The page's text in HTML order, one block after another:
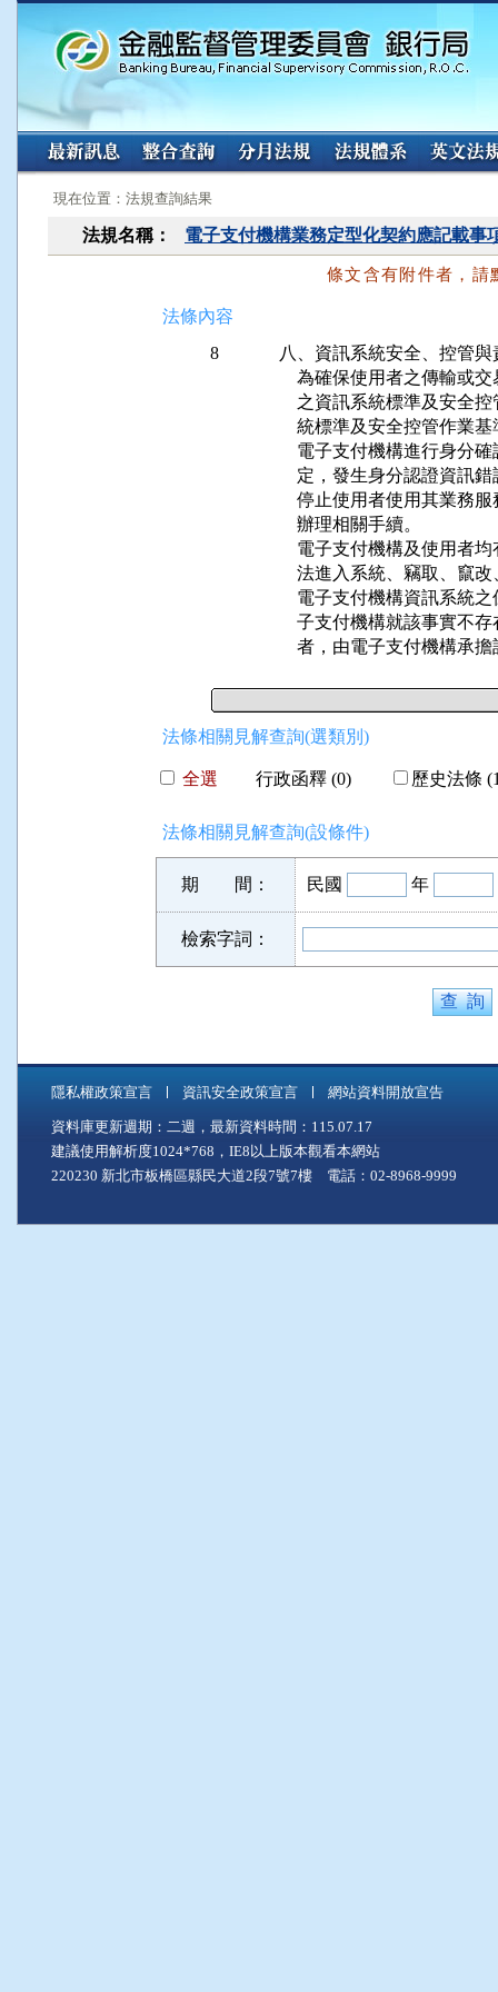
:::
現在位置：法規查詢結果
法規名稱： 電子支付機構業務定型化契約應記載事
條文含有附件者，請
法條內容
8
八、資訊系統安全、控管與
為確保使用者之傳輸或
之資訊系統標準及安全
統標準及安全控管作業
電子支付機構進行身分
定，發生身分認證資訊
停止使用者使用其業務
    辦理相關手續。
電子支付機構及使用者
法進入系統、竊取、竄
電子支付機構資訊系統
子支付機構就該事實不
者，由電子支付機構承
法條相關見解查詢(選類別)
全選 行政函釋 (0) 歷史法條
法條相關見解查詢(設條件)
期 間： 民國 年
檢索字詞：
隱私權政策宣言 資訊安全政策宣言 網站資料開放宣告
資料庫更新週期：二週，最新資料時間：115.07.17
建議使用解析度1024*768，IE8以上版本觀看本網站
220230 新北市板橋區縣民大道2段7號7樓 電話：02-8968-9999